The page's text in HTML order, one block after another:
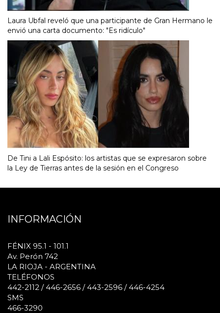
Laura Ubfal reveló que una participante de Gran Hermano le
envió una carta documento: "Es ridículo"
De Tini a Lali Espósito: los artistas que se expresaron sobre
la Ley de Tierras antes de la sesión en el Congreso
INFORMACIÓN
FÉNIX 95.1 - 101.1
Av. Perón 742
LA RIOJA - ARGENTINA
TELÉFONOS
442-2112 / 446-2656 / 443-2596 / 446-4254
SMS
466-3290